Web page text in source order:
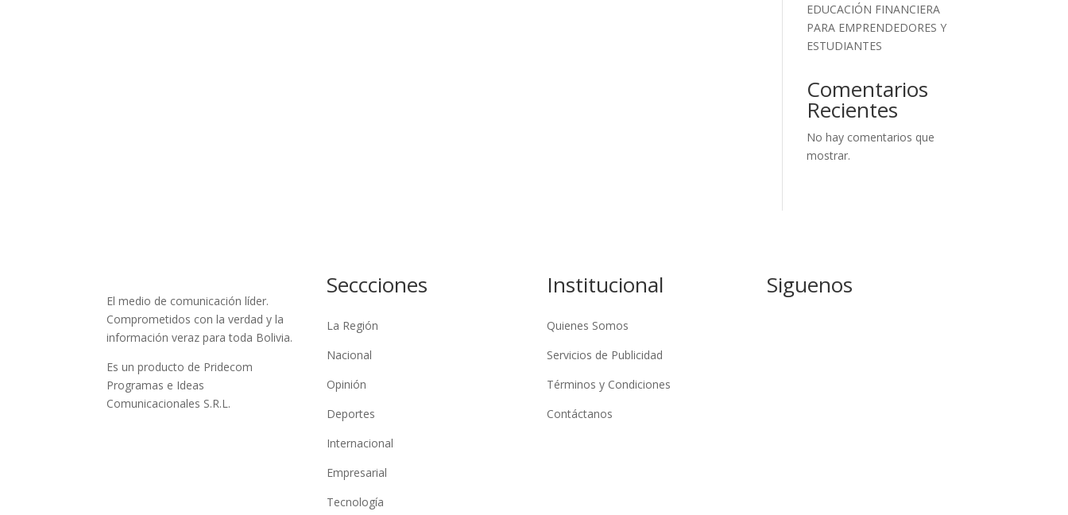
EDUCACIÓN FINANCIERA
PARA EMPRENDEDORES Y
ESTUDIANTES
Comentarios
Recientes
No hay comentarios que
mostrar.
El medio de comunicación líder.
Comprometidos con la verdad y la
información veraz para toda Bolivia.
Es un producto de Pridecom
Programas e Ideas
Comunicacionales S.R.L.
Seccciones
La Región
Nacional
Opinión
Deportes
Internacional
Empresarial
Tecnología
Institucional
Quienes Somos
Servicios de Publicidad
Términos y Condiciones
Contáctanos
Siguenos